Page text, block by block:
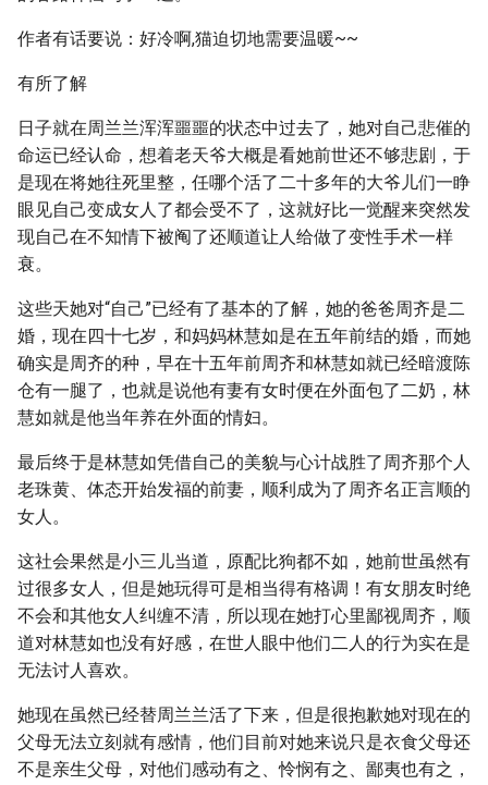
作者有话要说：好冷啊,猫迫切地需要温暖~~
有所了解
日子就在周兰兰浑浑噩噩的状态中过去了，她对自己悲催的
命运已经认命，想着老天爷大概是看她前世还不够悲剧，于
是现在将她往死里整，任哪个活了二十多年的大爷儿们一睁
眼见自己变成女人了都会受不了，这就好比一觉醒来突然发
现自己在不知情下被阄了还顺道让人给做了变性手术一样
衰。
这些天她对“自己”已经有了基本的了解，她的爸爸周齐是二
婚，现在四十七岁，和妈妈林慧如是在五年前结的婚，而她
确实是周齐的种，早在十五年前周齐和林慧如就已经暗渡陈
仓有一腿了，也就是说他有妻有女时便在外面包了二奶，林
慧如就是他当年养在外面的情妇。
最后终于是林慧如凭借自己的美貌与心计战胜了周齐那个人
老珠黄、体态开始发福的前妻，顺利成为了周齐名正言顺的
女人。
这社会果然是小三儿当道，原配比狗都不如，她前世虽然有
过很多女人，但是她玩得可是相当得有格调！有女朋友时绝
不会和其他女人纠缠不清，所以现在她打心里鄙视周齐，顺
道对林慧如也没有好感，在世人眼中他们二人的行为实在是
无法讨人喜欢。
她现在虽然已经替周兰兰活了下来，但是很抱歉她对现在的
父母无法立刻就有感情，他们目前对她来说只是衣食父母还
不是亲生父母，对他们感动有之、怜悯有之、鄙夷也有之，